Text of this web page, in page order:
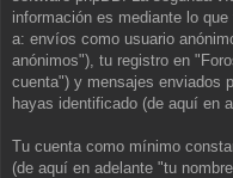
información es mediante lo
a: envíos como usuario
anónimos"), tu registro en
cuenta") y mensajes enviados
hayas identificado (de aquí en
Tu cuenta como mínimo
(de aquí en adelante "tu